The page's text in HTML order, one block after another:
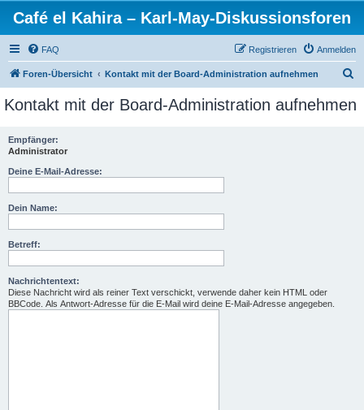
Café el Kahira – Karl-May-Diskussionsforen
FAQ Anmelden
Registrieren
Foren-Übersicht Kontakt mit der Board-Administration aufnehmen
c
Kontakt mit der Board-Administration aufnehmen
Empfänger:
Administrator
Deine E-Mail-Adresse:
Dein Name:
Betreff:
Nachrichtentext:
Diese Nachricht wird als reiner Text verschickt, verwende daher kein HTML oder
BBCode. Als Antwort-Adresse für die E-Mail wird deine E-Mail-Adresse angegeben.